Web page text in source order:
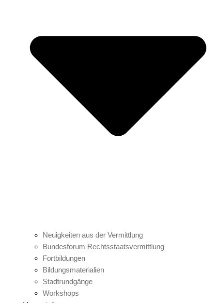
Neuigkeiten aus der Vermittlung
Bundesforum Rechtsstaatsvermittlung
Fortbildungen
Bildungsmaterialien
Stadtrundgänge
Workshops